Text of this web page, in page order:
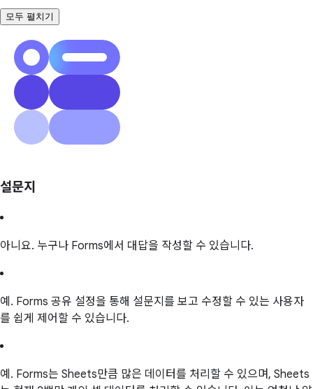
모두 펼치기
설문지
아니요. 누구나 Forms에서 대답을 작성할 수 있습니다.
예. Forms 공유 설정을 통해 설문지를 보고 수정할 수 있는 사용자
를 쉽게 제어할 수 있습니다.
예. Forms는 Sheets만큼 많은 데이터를 처리할 수 있으며, Sheets